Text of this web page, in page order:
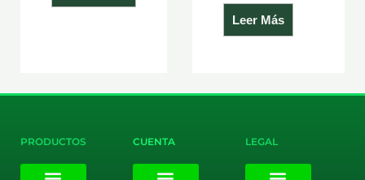
Leer Más
PRODUCTOS CUENTA LEGAL